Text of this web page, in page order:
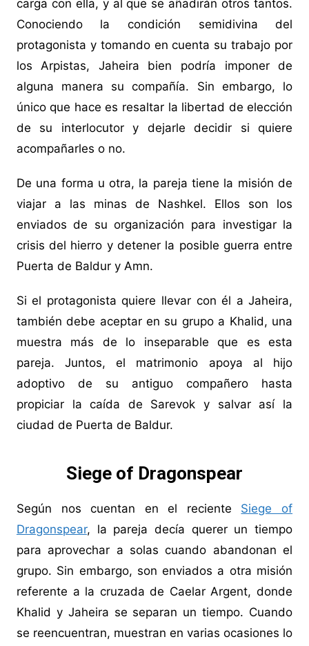
carga con ella, y al que se añadirán otros tantos.
Conociendo la condición semidivina del
protagonista y tomando en cuenta su trabajo por
los Arpistas, Jaheira bien podría imponer de
alguna manera su compañía. Sin embargo, lo
único que hace es resaltar la libertad de elección
de su interlocutor y dejarle decidir si quiere
acompañarles o no.
De una forma u otra, la pareja tiene la misión de
viajar a las minas de Nashkel. Ellos son los
enviados de su organización para investigar la
crisis del hierro y detener la posible guerra entre
Puerta de Baldur y Amn.
Si el protagonista quiere llevar con él a Jaheira,
también debe aceptar en su grupo a Khalid, una
muestra más de lo inseparable que es esta
pareja. Juntos, el matrimonio apoya al hijo
adoptivo de su antiguo compañero hasta
propiciar la caída de Sarevok y salvar así la
ciudad de Puerta de Baldur.
Siege of Dragonspear
Según nos cuentan en el reciente Siege of
Dragonspear, la pareja decía querer un tiempo
para aprovechar a solas cuando abandonan el
grupo. Sin embargo, son enviados a otra misión
referente a la cruzada de Caelar Argent, donde
Khalid y Jaheira se separan un tiempo. Cuando
se reencuentran, muestran en varias ocasiones lo